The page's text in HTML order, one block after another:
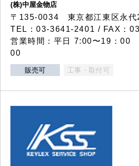
(株)中屋金物店
〒135-0034 東京都江東区永代
TEL：03-3641-2401 / FAX：
営業時間：平日 7:00〜19：00
00
販売可 工事・取付可